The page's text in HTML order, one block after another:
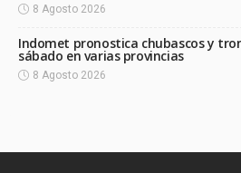
8 Agosto 2026
Indomet pronostica chubascos y
sábado en varias provincias
8 Agosto 2026